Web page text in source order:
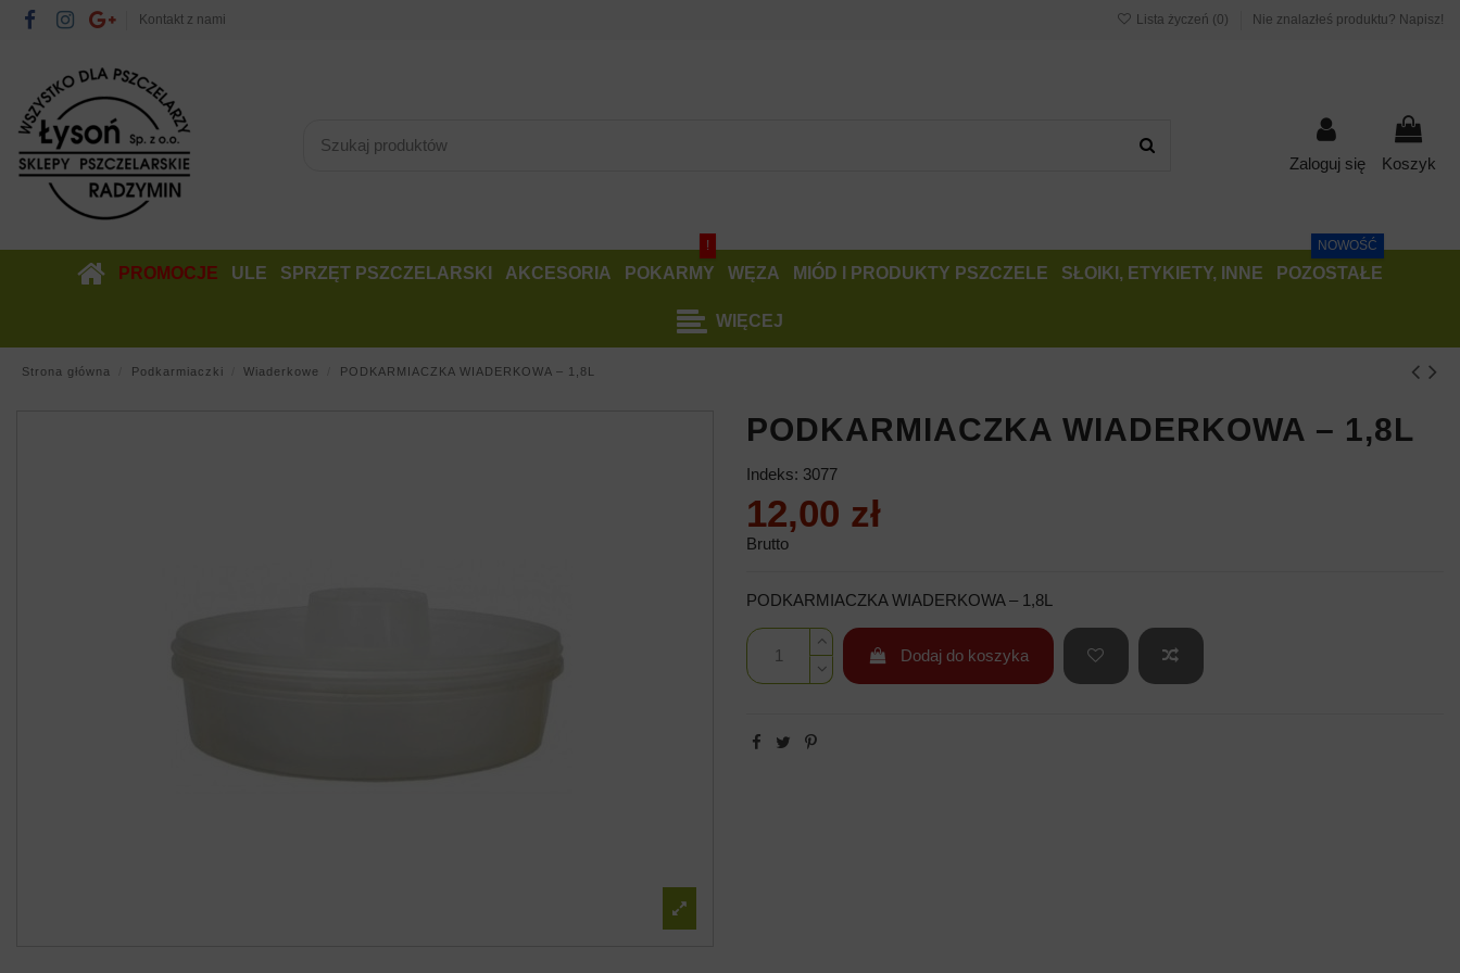
Kontakt z nami Lista życzeń (0) Nie znalazłeś produktu? Napisz!
Zaloguj się Koszyk
PROMOCJE ULE SPRZĘT PSZCZELARSKI AKCESORIA POKARMY
!
WĘZA MIÓD I PRODUKTY PSZCZELE SŁOIKI, ETYKIETY, INNE POZOSTAŁE
NOWOŚĆ
WIĘCEJ
Strona główna Podkarmiaczki Wiaderkowe PODKARMIACZKA WIADERKOWA – 1,8L
PODKARMIACZKA WIADERKOWA – 1,8L
Indeks: 3077
12,00 zł
Brutto
PODKARMIACZKA WIADERKOWA – 1,8L
Dodaj do koszyka